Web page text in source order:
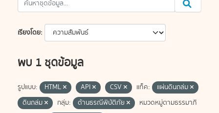
เรียงโดย
พบ 1 ชุดข้อมูล
รูปแบบ: HTML API CSV แท็ค:
แผ่นดินถล่ม
ดินถล่ม
กลุ่ม: ด้านธรณีพิบัติภัย
หมวดหมู่ตามธรรมาภิ